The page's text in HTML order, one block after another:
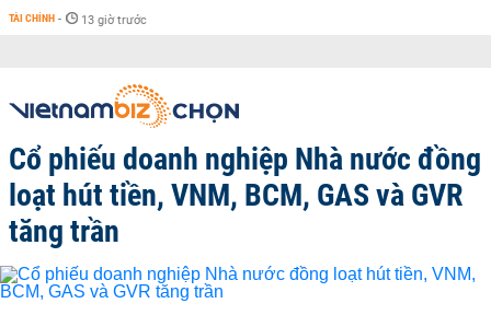
TÀI CHÍNH - 13 giờ trước
Cổ phiếu doanh nghiệp Nhà nước đồng
loạt hút tiền, VNM, BCM, GAS và GVR
tăng trần